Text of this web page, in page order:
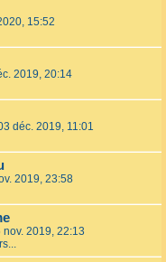
15:52
2019, 20:14
déc. 2019, 11:01
2019, 23:58
nov. 2019, 22:13